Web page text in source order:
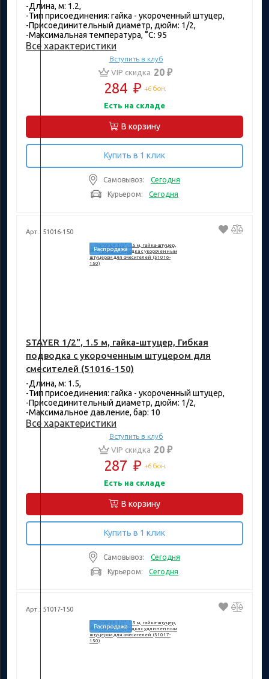
-Длина, м: 1.2,
-Тип присоединения: гайка - укороченный штуцер,
-Присоединительный диаметр, дюйм: 1/2,
-Максимальная температура, °C: 95
Все характеристики
Вступить в клуб
VIP скидка 20 ₽
284 ₽ +6 бон.
Есть на складе
В корзину
Купить в 1 клик
Самовывоз:
Сегодня
Курьером:
Сегодня
Арт.: 51016-150
Распродажа
STAYER 1/2", 1.5 м, гайка-штуцер, Гибкая
подводка с укороченным штуцером для
смесителей (51016-150)
-Длина, м: 1.5,
-Тип присоединения: гайка - укороченный штуцер,
-Присоединительный диаметр, дюйм: 1/2,
-Максимальное давление, бар: 10
Все характеристики
Вступить в клуб
VIP скидка 20 ₽
287 ₽ +6 бон.
Есть на складе
В корзину
Купить в 1 клик
Самовывоз:
Сегодня
Курьером:
Сегодня
Арт.: 51017-150
Распродажа